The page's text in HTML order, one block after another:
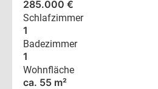
285.000 €
Schlafzimmer
1
Badezimmer
1
Wohnfläche
ca. 55 m²